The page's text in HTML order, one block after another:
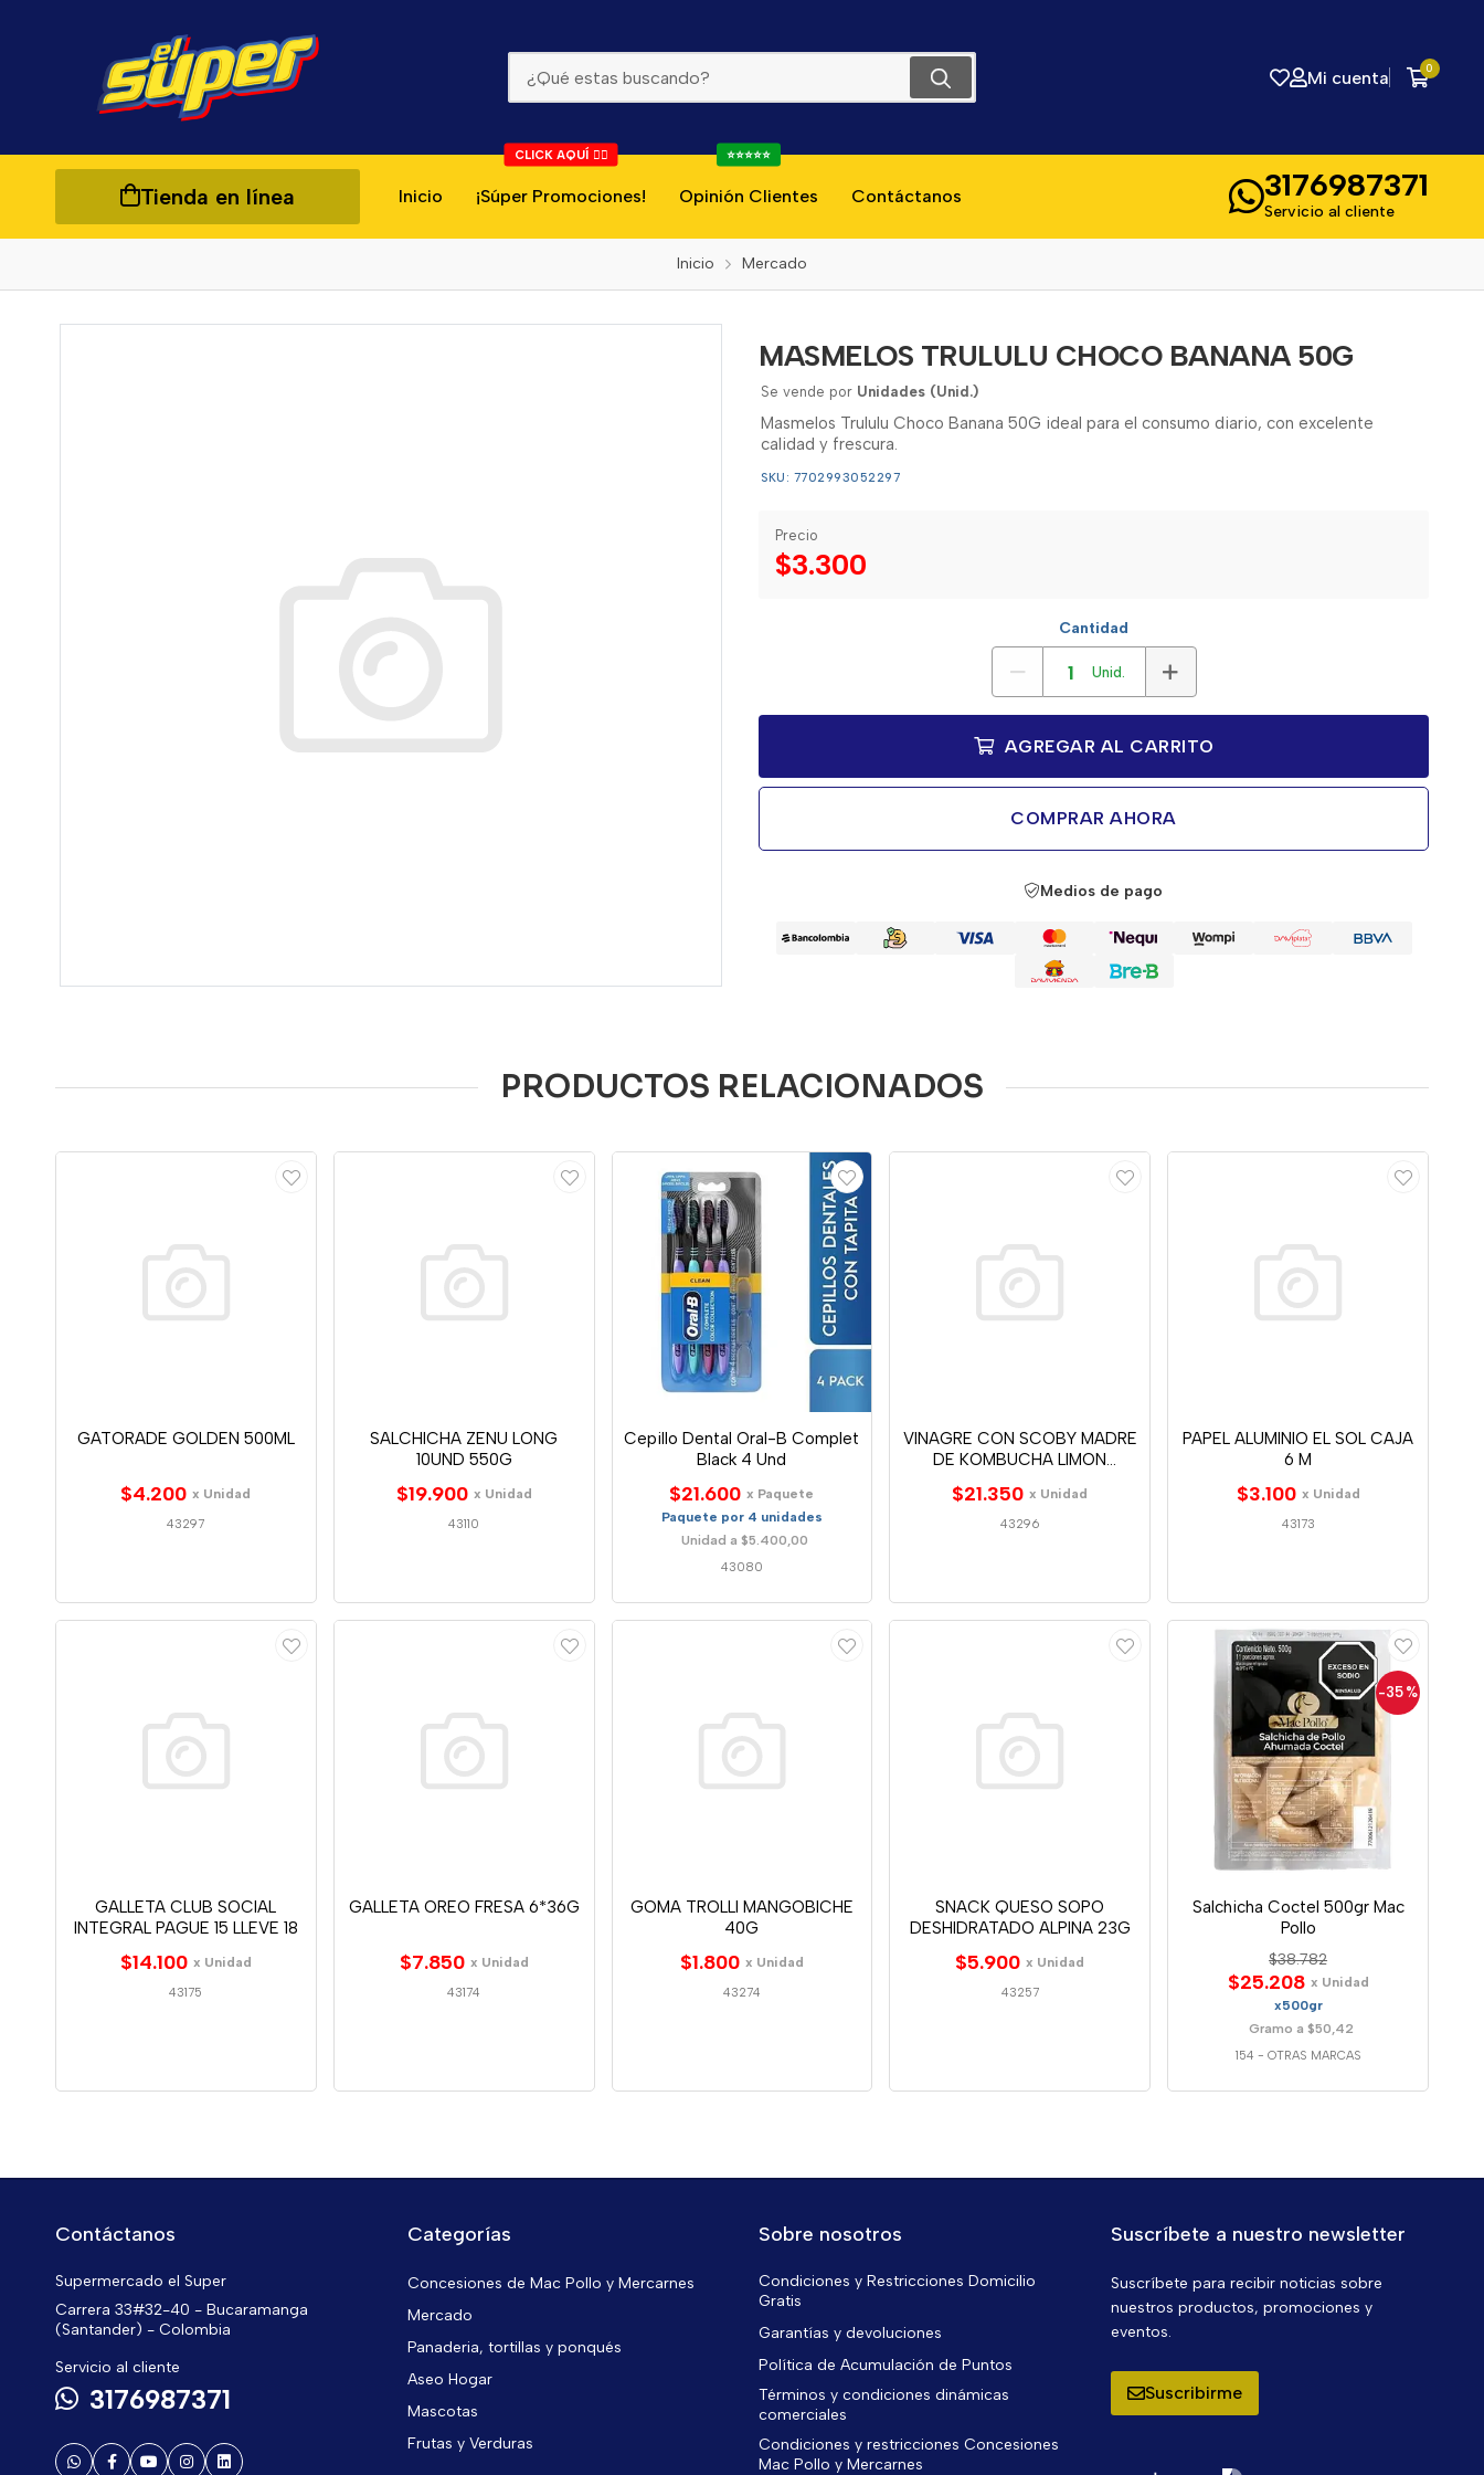
Mi cuenta 0
Tienda en línea Inicio ¡Súper Promociones!
CLICK AQUÍ 👇🏻
Opinión Clientes
⭐⭐⭐⭐⭐
Contáctanos 3176987371
Servicio al cliente
Inicio Mercado
MASMELOS TRULULU CHOCO BANANA 50G
Se vende por Unidades (Unid.)
Masmelos Trululu Choco Banana 50G ideal para el consumo diario, con excelente
calidad y frescura.
SKU: 7702993052297
Precio
$3.300
Cantidad
Unid.
AGREGAR AL CARRITO
COMPRAR AHORA
Medios de pago
PRODUCTOS RELACIONADOS
GATORADE GOLDEN 500ML
$4.200 x Unidad
43297
SALCHICHA ZENU LONG
10UND 550G
$19.900 x Unidad
43110
Cepillo Dental Oral-B Complet
Black 4 Und
$21.600 x Paquete
Paquete por 4 unidades
Unidad a $5.400,00
43080
VINAGRE CON SCOBY MADRE
DE KOMBUCHA LIMON
JENGIBRE 500ML
$21.350 x Unidad
43296
PAPEL ALUMINIO EL SOL CAJA
6 M
$3.100 x Unidad
43173
GALLETA CLUB SOCIAL
INTEGRAL PAGUE 15 LLEVE 18
$14.100 x Unidad
43175
GALLETA OREO FRESA 6*36G
$7.850 x Unidad
43174
GOMA TROLLI MANGOBICHE
40G
$1.800 x Unidad
43274
SNACK QUESO SOPO
DESHIDRATADO ALPINA 23G
$5.900 x Unidad
43257
-35 %
Salchicha Coctel 500gr Mac
Pollo
$38.782
$25.208 x Unidad
x500gr
Gramo a $50,42
154 - OTRAS MARCAS
Contáctanos
Supermercado el Super
Carrera 33#32-40 - Bucaramanga
(Santander) - Colombia
Servicio al cliente
3176987371
Categorías
Concesiones de Mac Pollo y Mercarnes
Mercado
Panaderia, tortillas y ponqués
Aseo Hogar
Mascotas
Frutas y Verduras
Sobre nosotros
Condiciones y Restricciones Domicilio
Gratis
Garantías y devoluciones
Política de Acumulación de Puntos
Términos y condiciones dinámicas
comerciales
Condiciones y restricciones Concesiones
Mac Pollo y Mercarnes
Suscríbete a nuestro newsletter
Suscríbete para recibir noticias sobre
nuestros productos, promociones y
eventos.
Suscribirme